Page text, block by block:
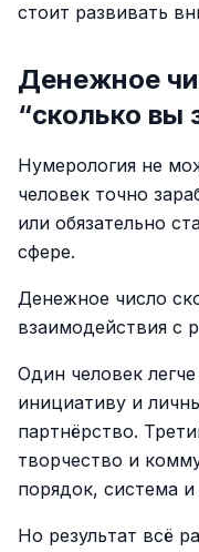
стоит развивать
Денежное
“сколько вы
Нумерология не
человек точно
или обязательно
сфере.
Денежное число
взаимодействия с
Один человек
инициативу и
партнёрство.
творчество и
порядок, система
Но результат всё